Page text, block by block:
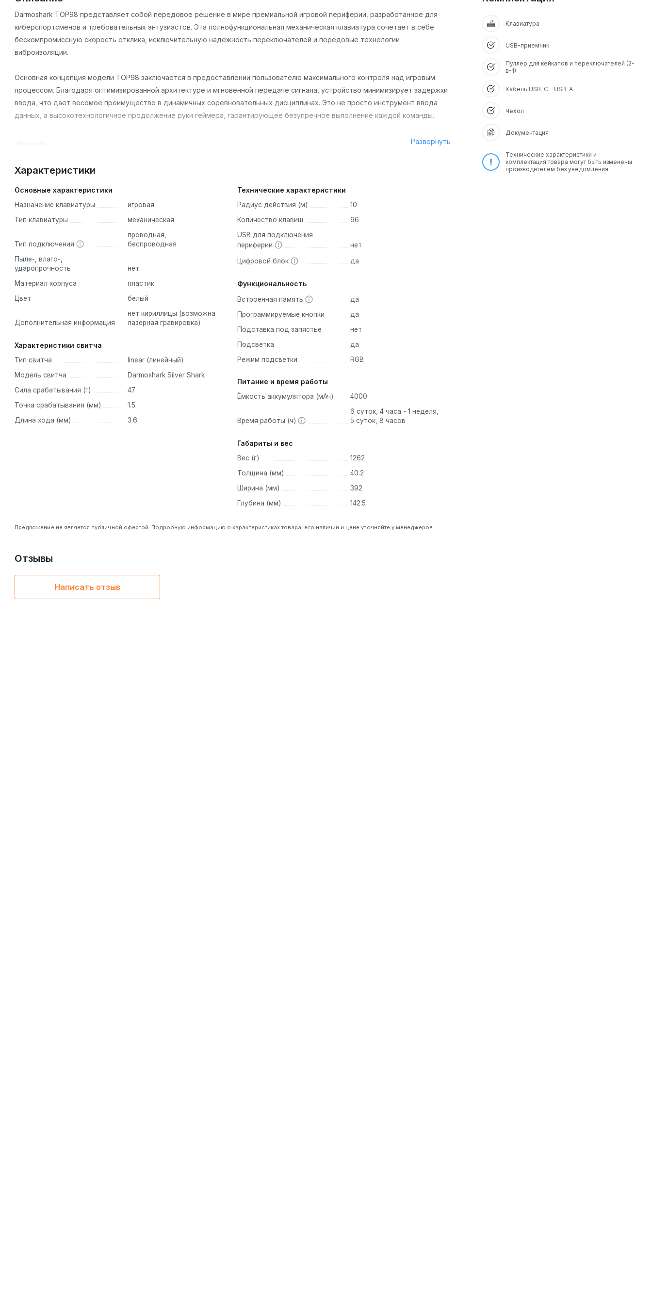
Darmoshark TOP98 представляет собой передовое решение в мире премиальной игровой периферии, разработанное для
киберспортсменов и требовательных энтузиастов. Эта полнофункциональная механическая клавиатура сочетает в себе
бескомпромиссную скорость отклика, исключительную надежность переключателей и передовые технологии
виброизоляции.
Основная концепция модели TOP98 заключается в предоставлении пользователю максимального контроля над игровым
процессом. Благодаря оптимизированной архитектуре и мгновенной передаче сигнала, устройство минимизирует задержки
ввода, что дает весомое преимущество в динамичных соревновательных дисциплинах. Это не просто инструмент ввода
данных, а высокотехнологичное продолжение руки геймера, гарантирующее безупречное выполнение каждой команды.
выполнена в популярном форм-факторе 98% (96 клавиш). Данное инженерное решение позволило сохранить полноценный
цифровой блок (NumPad) и стрелки, но при этом существенно сократить общую длину корпуса. Это освобождает ценное
пространство на рабочем столе для свободного перемещения игровой мыши.
Корпус устройства выполнен из износостойкого, тактильно приятного пластика, устойчивого к загрязнениям. Кейкапы
(колпачки клавиш) изготовлены методом двойного литья из PBT-пластика. Это гарантирует, что символы не сотрутся даже
после десятков миллионов нажатий, а поверхность клавиш сохранит свою благородную матовую текстуру. Продуманный
наклон корпуса и эргономичный профиль минимизируют усталость кистей при длительных игровых или рабочих сессиях.
Основные особенности
Клавиатура Darmoshark TOP98 оснащена комплексом передовых технологических решений, поднимающих пользовательский
опыт на новый уровень:
Уникальный способ крепления платы обеспечивает равномерное ощущение от нажатия всех
клавиш и монолитность всей структуры, исключая люфты.
Многослойная шумоизоляция:Внутреннее пространство заполнено звукопоглощающей пеной (PORON) и силиконовыми
прокладками. Это гасит паразитные резонансы, делая звук нажатия клавиш тихим, глубоким и акустически чистым.
Система Hot-Swap:
Поддержка "горячей замены" переключателей позволяет легко менять свитчи без использования
паяльника, что открывает безграничные возможности для кастомизации.
Три режима подключения:
Клавиатура поддерживает универсальную синхронизацию по высокоскоростному
радиоканалу 2.4 ГГц, энергоэффективному протоколу Bluetooth и надежному кабелю USB Type-C.
динамических эффектов, легко настраиваемых через фирменное программное обеспечение.
Развернуть
Характеристики
Основные характеристики
Назначение клавиатуры
игровая
Тип клавиатуры
механическая
Тип подключения
проводная,
беспроводная
Пыле-, влаго-,
ударопрочность
нет
Материал корпуса
пластик
Цвет
белый
Дополнительная информация
нет кириллицы (возможна
лазерная гравировка)
Характеристики свитча
Тип свитча
linear (линейный)
Модель свитча
Darmoshark Silver Shark
Сила срабатывания (г)
47
Точка срабатывания (мм)
1.5
Длина хода (мм)
3.6
Технические характеристики
Радиус действия (м)
10
Количество клавиш
96
USB для подключения
периферии
нет
Цифровой блок да
Функциональность
Встроенная память
да
Программируемые кнопки
да
Подставка под запястье
нет
Подсветка
да
Режим подсветки
RGB
Питание и время работы
Ёмкость аккумулятора (мАч) 4000
Время работы (ч)
6 суток, 4 часа - 1 неделя,
5 суток, 8 часов
Габариты и вес
Вес (г)
1262
Толщина (мм)
40.2
Ширина (мм)
392
Глубина (мм)
142.5
Предложение не является публичной офертой. Подробную информацию о характеристиках товара, его наличии и цене уточняйте у менеджеров.
Клавиатура
USB-приемник
Пуллер для кейкапов и переключателей (2-
в-1)
Кабель USB-C - USB-A
Чехол
Документация
Технические характеристики и
комплектация товара могут быть изменены
производителем без уведомления.
Отзывы
Написать отзыв